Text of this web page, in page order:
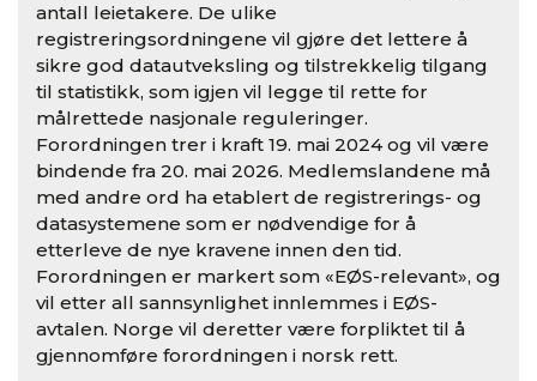
antall leietakere. De ulike
registreringsordningene vil gjøre det lettere å
sikre god datautveksling og tilstrekkelig tilgang
til statistikk, som igjen vil legge til rette for
målrettede nasjonale reguleringer.
Forordningen trer i kraft 19. mai 2024 og vil være
bindende fra 20. mai 2026. Medlemslandene må
med andre ord ha etablert de registrerings- og
datasystemene som er nødvendige for å
etterleve de nye kravene innen den tid.
Forordningen er markert som «EØS-relevant», og
vil etter all sannsynlighet innlemmes i EØS-
avtalen. Norge vil deretter være forpliktet til å
gjennomføre forordningen i norsk rett.